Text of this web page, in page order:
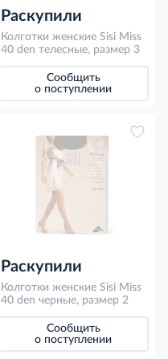
Раскупили
Колготки женские Sisi Miss
40 den телесные, размер 3
Сообщить
о поступлении
Раскупили
Колготки женские Sisi Miss
40 den черные, размер 2
Сообщить
о поступлении